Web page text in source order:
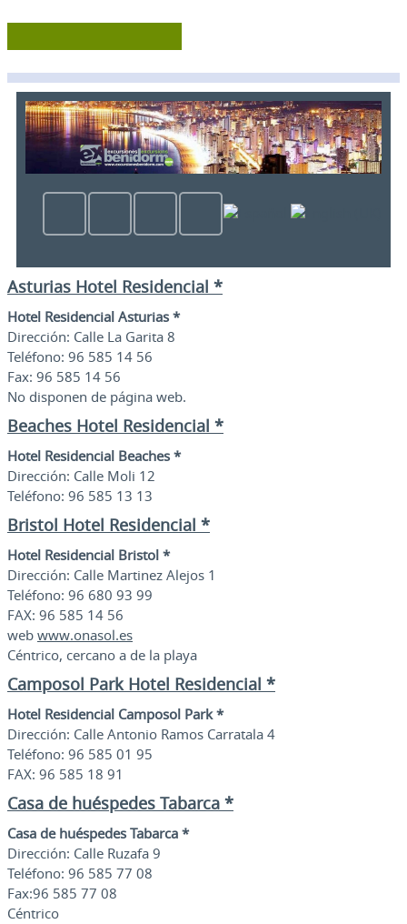
Asturias Hotel Residencial *
Hotel Residencial Asturias *
Dirección: Calle La Garita 8
Teléfono: 96 585 14 56
Fax: 96 585 14 56
No disponen de página web.
Beaches Hotel Residencial *
Hotel Residencial Beaches *
Dirección: Calle Moli 12
Teléfono: 96 585 13 13
Bristol Hotel Residencial *
Hotel Residencial Bristol *
Dirección: Calle Martinez Alejos 1
Teléfono: 96 680 93 99
FAX: 96 585 14 56
web www.onasol.es
Céntrico, cercano a de la playa
Camposol Park Hotel Residencial *
Hotel Residencial Camposol Park *
Dirección: Calle Antonio Ramos Carratala 4
Teléfono: 96 585 01 95
FAX: 96 585 18 91
Casa de huéspedes Tabarca *
Casa de huéspedes Tabarca *
Dirección: Calle Ruzafa 9
Teléfono: 96 585 77 08
Fax:96 585 77 08
Céntrico